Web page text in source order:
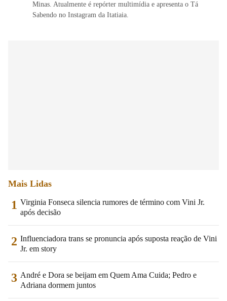
Minas. Atualmente é repórter multimídia e apresenta o Tá
Sabendo no Instagram da Itatiaia.
Mais Lidas
1 Virginia Fonseca silencia rumores de término com Vini Jr.
após decisão
2 Influenciadora trans se pronuncia após suposta reação de Vini
Jr. em story
3 André e Dora se beijam em Quem Ama Cuida; Pedro e
Adriana dormem juntos